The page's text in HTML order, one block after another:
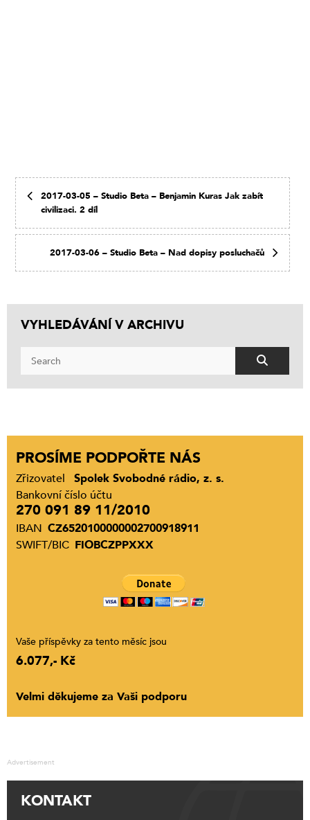
2017-03-05 – Studio Beta – Benjamin Kuras Jak zabít
civilizaci. 2 díl
2017-03-06 – Studio Beta – Nad dopisy posluchačů
VYHLEDÁVÁNÍ V ARCHIVU
PROSÍME PODPOŘTE NÁS
Zřizovatel
Spolek Svobodné rádio, z. s.
Bankovní číslo účtu
270 091 89 11/2010
IBAN CZ6520100000002700918911
SWIFT/BIC FIOBCZPPXXX
Vaše příspěvky za tento měsíc jsou
6.077,- Kč
Velmi děkujeme za Vaši podporu
Advertisement
KONTAKT